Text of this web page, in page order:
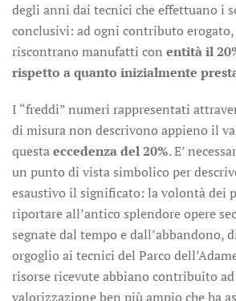
degli anni dai tecnici che effettuano i
conclusivi: ad ogni contributo
riscontrano manufatti con entità il
rispetto a quanto inizialmente
I “freddi” numeri rappresentati
di misura non descrivono appieno il
questaeccedenza del 20%. E’
un punto di vista simbolico per
esaustivo il significato: la volontà dei
riportare all’antico splendore opere
segnate dal tempo e dall’abbandono,
orgoglio ai tecnici del Parco
risorse ricevute abbiano contribuito
valorizzazione ben più ampio che ha